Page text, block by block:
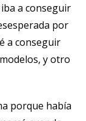
a conseguir
por
a conseguir
y otro
porque había